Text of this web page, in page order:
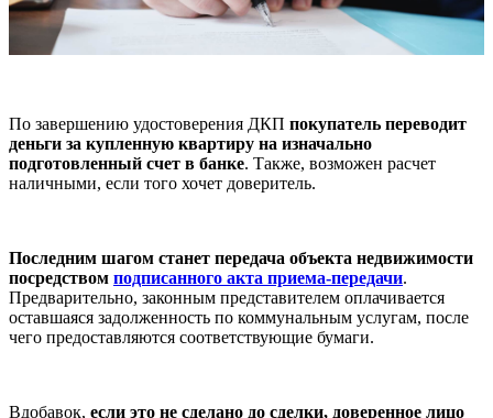
По завершению удостоверения ДКП покупатель переводит
деньги за купленную квартиру на изначально
подготовленный счет в банке. Также, возможен расчет
наличными, если того хочет доверитель.
Последним шагом станет передача объекта недвижимости
посредством подписанного акта приема-передачи.
Предварительно, законным представителем оплачивается
оставшаяся задолженность по коммунальным услугам, после
чего предоставляются соответствующие бумаги.
Вдобавок, если это не сделано до сделки, доверенное лицо